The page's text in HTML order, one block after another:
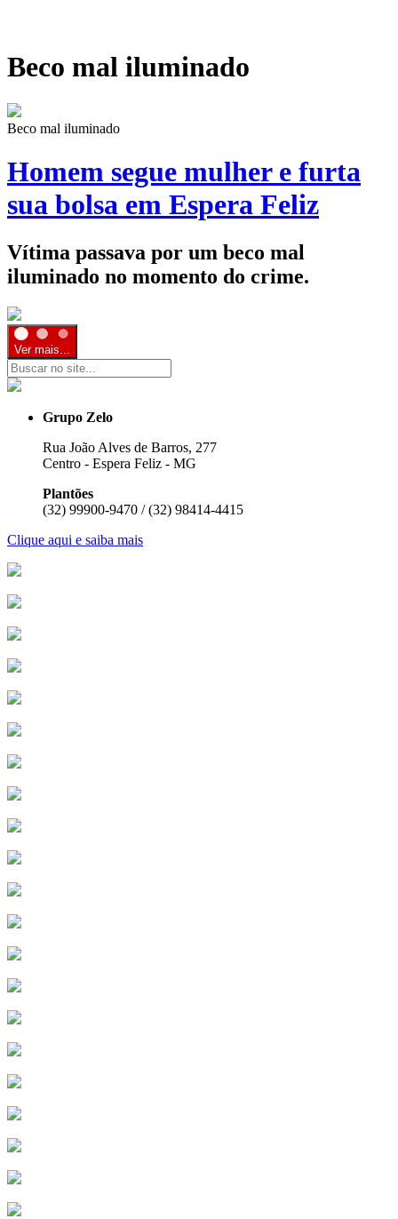
Beco mal iluminado
Beco mal iluminado
Homem segue mulher e furta
sua bolsa em Espera Feliz
Vítima passava por um beco mal
iluminado no momento do crime.
Ver mais...
Grupo Zelo
Rua João Alves de Barros, 277
Centro - Espera Feliz - MG
Plantões
(32) 99900-9470 / (32) 98414-4415
Clique aqui e saiba mais